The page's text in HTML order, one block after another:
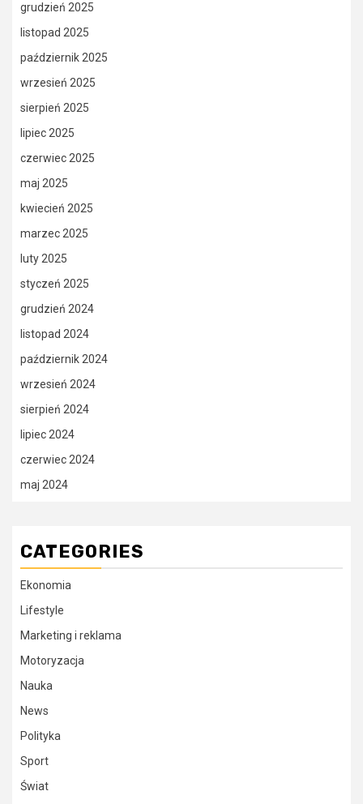
grudzień 2025
listopad 2025
październik 2025
wrzesień 2025
sierpień 2025
lipiec 2025
czerwiec 2025
maj 2025
kwiecień 2025
marzec 2025
luty 2025
styczeń 2025
grudzień 2024
listopad 2024
październik 2024
wrzesień 2024
sierpień 2024
lipiec 2024
czerwiec 2024
maj 2024
CATEGORIES
Ekonomia
Lifestyle
Marketing i reklama
Motoryzacja
Nauka
News
Polityka
Sport
Świat